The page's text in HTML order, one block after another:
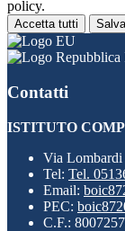
policy.
Accetta tutti
Contatti
ISTITUTO
Via
Tel: Tel.
Email:
PEC:
C.F.: